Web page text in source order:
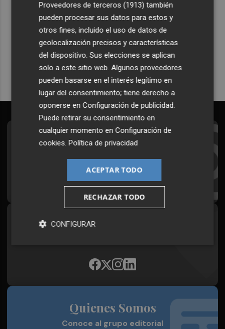
Recibe toda la actualidad de
Plaza Podcast en tu correo
Quiero suscribirme
Suscríbete al Boletín
Todos los días a primera hora en tu email
¡Quiero suscribirme!
Síguenos en redes
Quienes Somos
Conoce al grupo editorial
Proveedores de terceros (1913) también
pueden procesar sus datos para estos y
otros fines, incluido el uso de datos de
geolocalización precisos y características
del dispositivo. Sus elecciones se aplican
solo a este sitio web. Algunos proveedores
pueden basarse en el interés legítimo en
lugar del consentimiento; tiene derecho a
oponerse enConfiguración de publicidad.
Puede retirar su consentimiento en
cualquier momento enConfiguración de
cookies.Política de privacidad
ACEPTAR TODO
RECHAZAR TODO
CONFIGURAR